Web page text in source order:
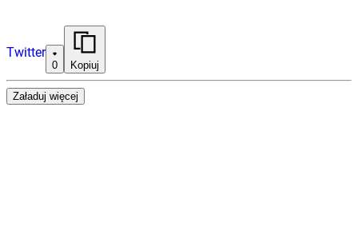
Twitter
0 Kopiuj
Załaduj więcej